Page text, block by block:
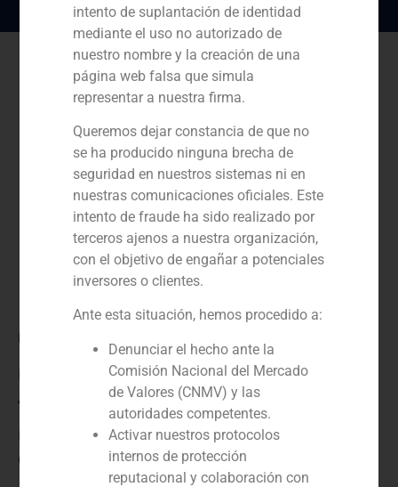
Rol:
Financial advisor to the buyer
Año:
Cliente:
intento de suplantación de identidad
mediante el uso no autorizado de
nuestro nombre y la creación de una
página web falsa que simula
representar a nuestra firma.
Queremos dejar constancia de que no
se ha producido ninguna brecha de
seguridad en nuestros sistemas ni en
nuestras comunicaciones oficiales. Este
intento de fraude ha sido realizado por
terceros ajenos a nuestra organización,
con el objetivo de engañar a potenciales
inversores o clientes.
Ante esta situación, hemos procedido a:
Denunciar el hecho ante la
Comisión Nacional del Mercado
de Valores (CNMV) y las
autoridades competentes.
Activar nuestros protocolos
internos de protección
reputacional y colaboración con